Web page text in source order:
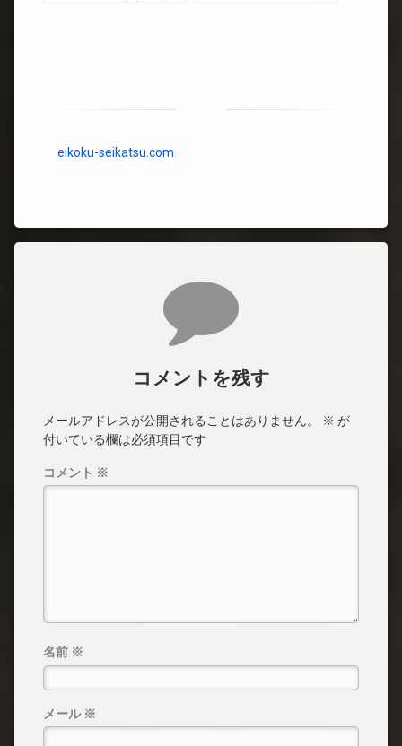
eikoku-seikatsu.com
コメントを残す
メールアドレスが公開されることはありません。 ※ が
付いている欄は必須項目です
コメント ※
名前 ※
メール ※